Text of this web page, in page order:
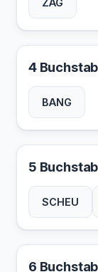
ZAG
4
BANG
5
SCHEU
6